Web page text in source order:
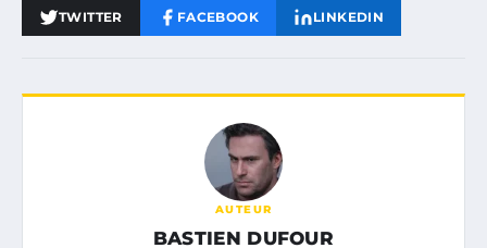
TWITTER FACEBOOK LINKEDIN
AUTEUR
BASTIEN DUFOUR